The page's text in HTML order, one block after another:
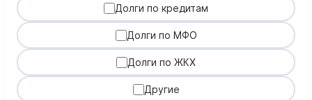
Долги по кредитам
Долги по МФО
Долги по ЖКХ
Другие